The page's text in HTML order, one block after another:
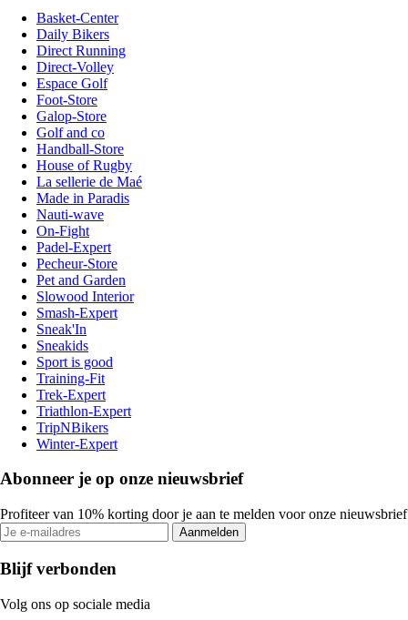
Basket-Center
Daily Bikers
Direct Running
Direct-Volley
Espace Golf
Foot-Store
Galop-Store
Golf and co
Handball-Store
House of Rugby
La sellerie de Maé
Made in Paradis
Nauti-wave
On-Fight
Padel-Expert
Pecheur-Store
Pet and Garden
Slowood Interior
Smash-Expert
Sneak'In
Sneakids
Sport is good
Training-Fit
Trek-Expert
Triathlon-Expert
TripNBikers
Winter-Expert
Abonneer je op onze nieuwsbrief
Profiteer van 10% korting door je aan te melden voor onze nieuwsbrief
Aanmelden
Blijf verbonden
Volg ons op sociale media